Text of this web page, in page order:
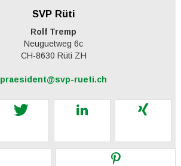
SVP Rüti
Rolf Tremp
Neuguetweg 6c
CH-8630 Rüti ZH
praesident@svp-rueti.ch